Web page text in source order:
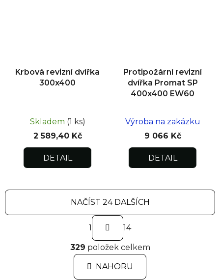
Krbová revizní dvířka
300x400
Skladem (1 ks)
2 589,40 Kč
DETAIL
Protipožární revizní
dvířka Promat SP
400x400 EW60
Výroba na zakázku
9 066 Kč
DETAIL
O
v
l
á
NAČÍST 24 DALŠÍCH
S
r
á
n
k
1 14
329 položek celkem
NAHORU